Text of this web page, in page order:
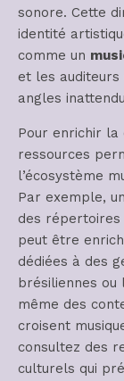
sonore. Cette
identité
comme un
et les auditeurs
angles
Pour enrichir la
ressources
l’écosystème
Par exemple,
des répertoires
peut être
dédiées à des
brésiliennes
même des
croisent
consultez des
culturels qui